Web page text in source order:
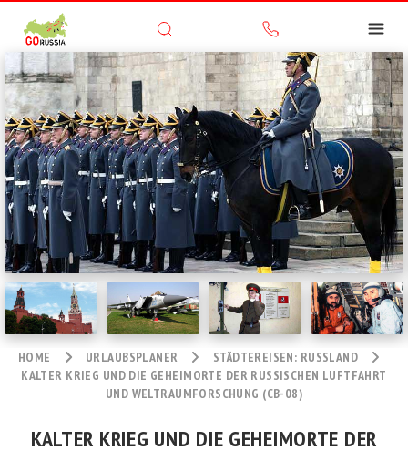
HOME URLAUBSPLANER
STÄDTEREISEN: RUSSLAND
KALTER KRIEG UND DIE GEHEIMORTE DER RUSSISCHEN LUFTFAHRT
UND WELTRAUMFORSCHUNG (CB-08)
KALTER KRIEG UND DIE GEHEIMORTE DER